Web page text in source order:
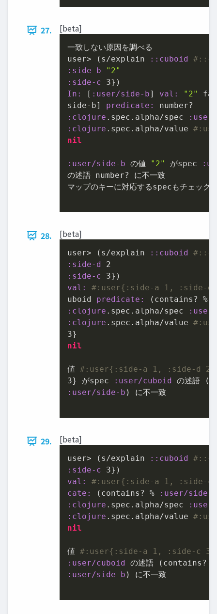
27. [beta]
⼀致しない原因を調べる
user> (s/explain
: :cuboid
:side-b
"2"
:side-c
3
In:
[ :user/side-b] val: "2"
side-b] predicate:
:clojure .spec.alpha/spec
:clojure .spec.alpha/value
nil
:user/side-b の値 "2" がspec
の述語 number? に不⼀致
マップのキーに対応するspecもチェック
28. [beta]
user> (s/explain : :cuboid
:side-d
2
:side-c
3
val:
#:user{:side-a 1, :side-
uboid predicate: (contains? %
:clojure .spec.alpha/spec
:clojure .spec.alpha/value
3
nil
値 #:user{:side-a 1, :side-d
3} がspec
:user/cuboid
:user/side-b ) に不⼀致
29. [beta]
user> (s/explain : :cuboid
:side-c
3
val:
#:user{:side-a 1, :side-
cate:
(contains? %
:user/side-b
:clojure .spec.alpha/spec
:clojure .spec.alpha/value
nil
値 #:user{:side-a 1, :side-c 3}
:user/cuboid
:user/side-b ) に不⼀致